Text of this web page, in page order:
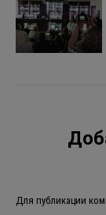
Для публикации